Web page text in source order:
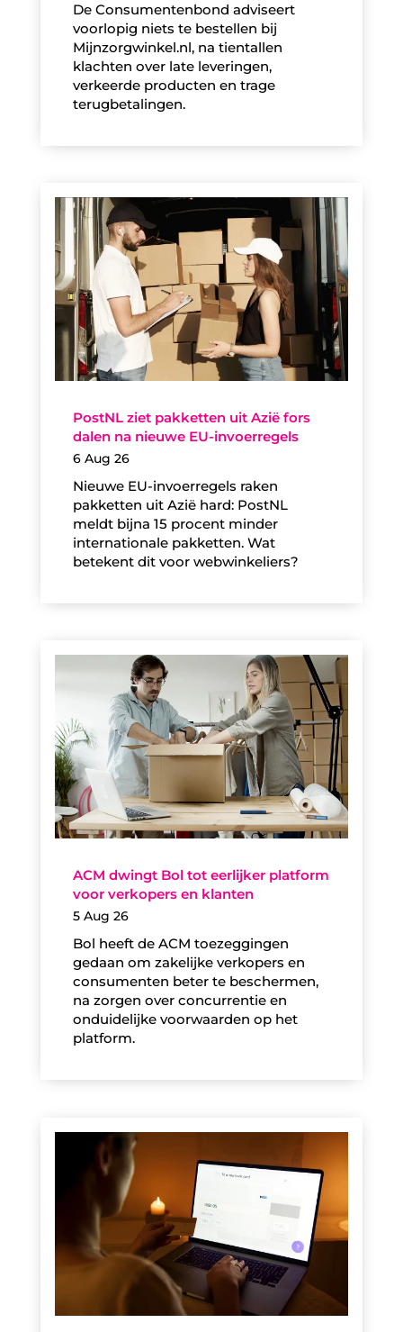
De Consumentenbond adviseert
voorlopig niets te bestellen bij
Mijnzorgwinkel.nl, na tientallen
klachten over late leveringen,
verkeerde producten en trage
terugbetalingen.
PostNL ziet pakketten uit Azië fors
dalen na nieuwe EU-invoerregels
6 Aug 26
Nieuwe EU-invoerregels raken
pakketten uit Azië hard: PostNL
meldt bijna 15 procent minder
internationale pakketten. Wat
betekent dit voor webwinkeliers?
ACM dwingt Bol tot eerlijker platform
voor verkopers en klanten
5 Aug 26
Bol heeft de ACM toezeggingen
gedaan om zakelijke verkopers en
consumenten beter te beschermen,
na zorgen over concurrentie en
onduidelijke voorwaarden op het
platform.